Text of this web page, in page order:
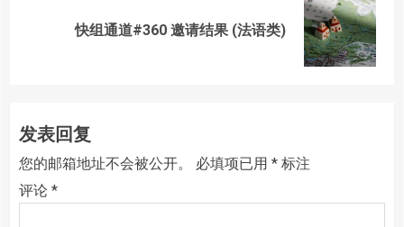
快组通道#360 邀请结果 (法语类)
发表回复
您的邮箱地址不会被公开。 必填项已用 * 标注
评论 *